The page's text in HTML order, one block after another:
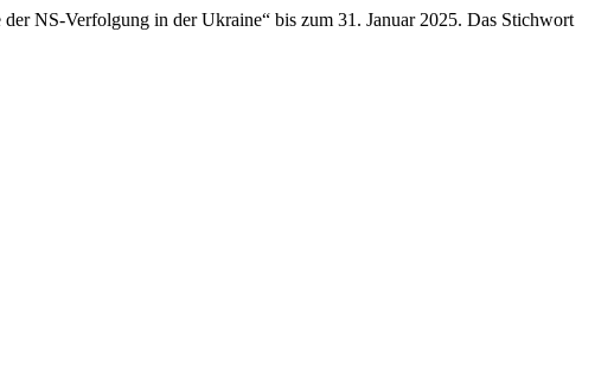
NS-Verfolgung in der Ukraine“ bis zum 31. Januar 2025. Das Stichwort